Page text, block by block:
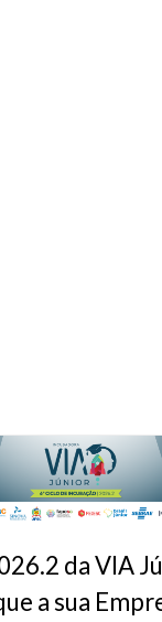
da VIA
a sua